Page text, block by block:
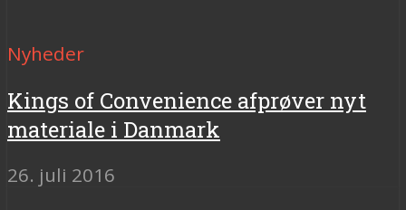
Nyheder
Kings of Convenience afprøver nyt
materiale i Danmark
26. juli 2016